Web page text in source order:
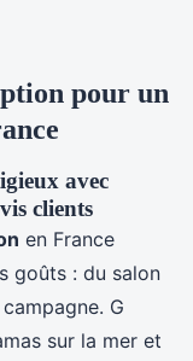
pour un
avec
clients
en France
goûts : du salon
G
sur la mer et